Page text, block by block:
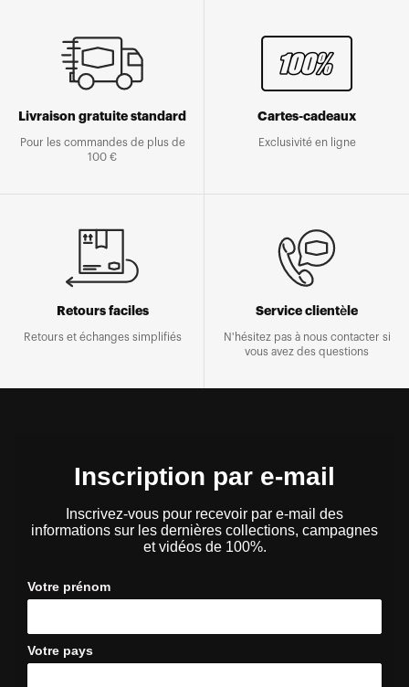
Livraison gratuite standard
Pour les commandes de plus de
100 €
Cartes-cadeaux
Exclusivité en ligne
Retours faciles
Retours et échanges simplifiés
Service clientèle
N'hésitez pas à nous contacter si
vous avez des questions
Inscription par e-mail
Inscrivez-vous pour recevoir par e-mail des
informations sur les dernières collections, campagnes
et vidéos de 100%.
Votre prénom
Votre pays